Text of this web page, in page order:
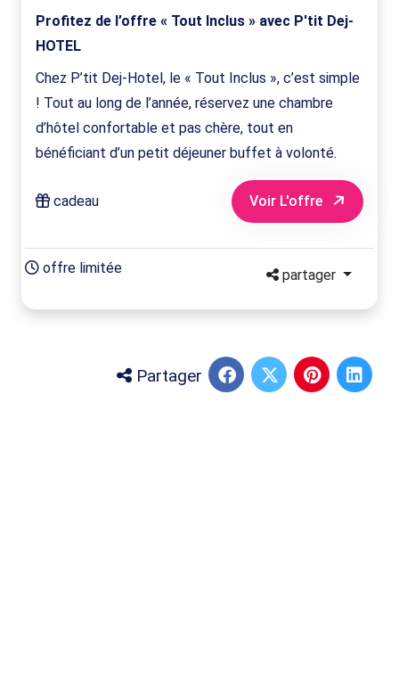
Profitez de l’offre « Tout Inclus » avec P'tit Dej-
HOTEL
Chez P’tit Dej-Hotel, le « Tout Inclus », c’est simple
! Tout au long de l’année, réservez une chambre
d’hôtel confortable et pas chère, tout en
bénéficiant d’un petit déjeuner buffet à volonté.
cadeau Voir L'offre
offre limitée partager
Partager